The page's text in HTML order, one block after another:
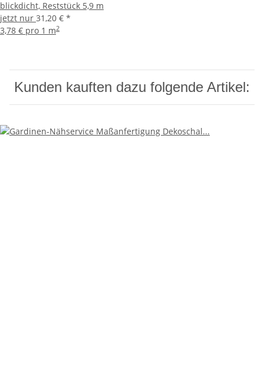
blickdicht, Reststück 5,9 m
jetzt nur 31,20 € *
3,78 € pro 1 m2
Kunden kauften dazu folgende Artikel: